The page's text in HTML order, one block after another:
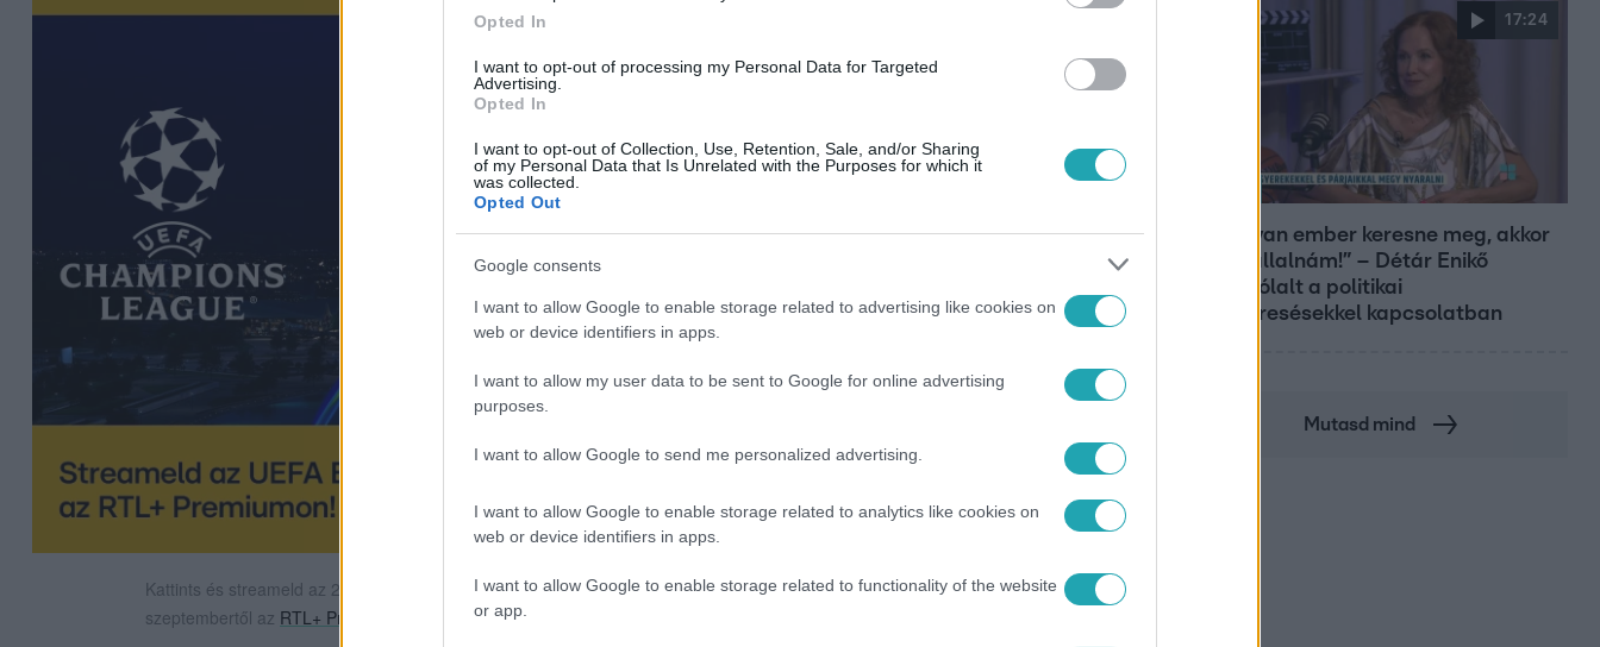
Opted In
I want to opt-out of processing my Personal Data for Targeted
Advertising.
Opted In
I want to opt-out of Collection, Use, Retention, Sale, and/or Sharing
of my Personal Data that Is Unrelated with the Purposes for which it
was collected.
Opted Out
Google consents
I want to allow Google to enable storage related to advertising like cookies on
web or device identifiers in apps.
I want to allow my user data to be sent to Google for online advertising
purposes.
I want to allow Google to send me personalized advertising.
I want to allow Google to enable storage related to analytics like cookies on
web or device identifiers in apps.
I want to allow Google to enable storage related to functionality of the website
or app.
Kattints és streameld az 2025/2026-os UEFA Bajnokok Ligája, Európa Liga és Konferencia Liga szezon mérkőzéseit
szeptembertől az RTL+ Premiumon
17:24
„Ha olyan ember keresne meg, akkor
sem vállalnám!” – Détár Enikő
megszólalt a politikai
megkeresésekkel kapcsolatban
Mutasd mind